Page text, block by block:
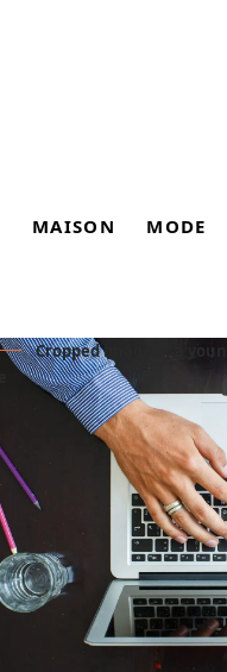
MAISON MODE
Cropped image of a